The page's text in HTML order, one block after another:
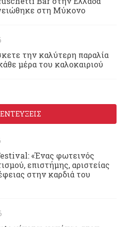
στη Μύκονο
την καλύτερη παραλία
μέρα του καλοκαιριού
«Ένας φωτεινός
επιστήμης, αριστείας
στην καρδιά του